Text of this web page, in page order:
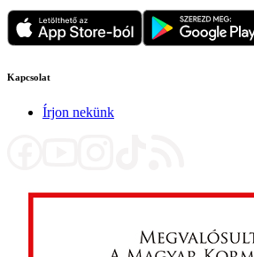
Kapcsolat
Írjon nekünk